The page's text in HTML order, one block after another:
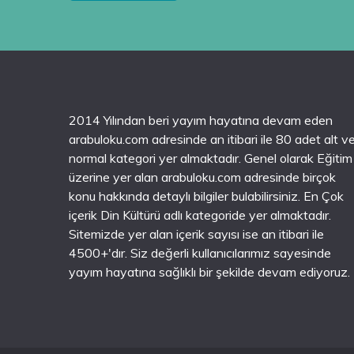
2014 Yılından beri yayım hayatına devam eden
arabuloku.com adresinde an itibari ile 80 adet alt
normal kategori yer almaktadır. Genel olarak Eğitim
üzerine yer alan arabuloku.com adresinde birçok
konu hakkında detaylı bilgiler bulabilirsiniz. En Çok
içerik Din Kültürü adlı kategoride yer almaktadır.
Sitemizde yer alan içerik sayısı ise an itibari ile
4500+'dır. Siz değerli kullanıcılarımız sayesinde
yayım hayatına sağlıklı bir şekilde devam ediyoruz.